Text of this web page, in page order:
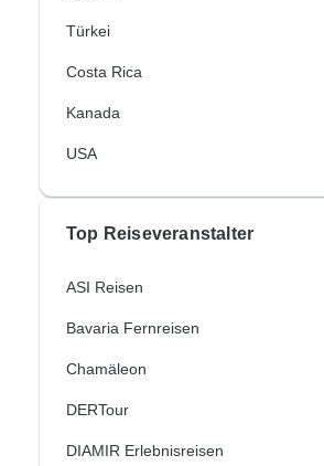
Türkei
Costa Rica
Kanada
USA
Top Reiseveranstalter
ASI Reisen
Bavaria Fernreisen
Chamäleon
DERTour
DIAMIR Erlebnisreisen